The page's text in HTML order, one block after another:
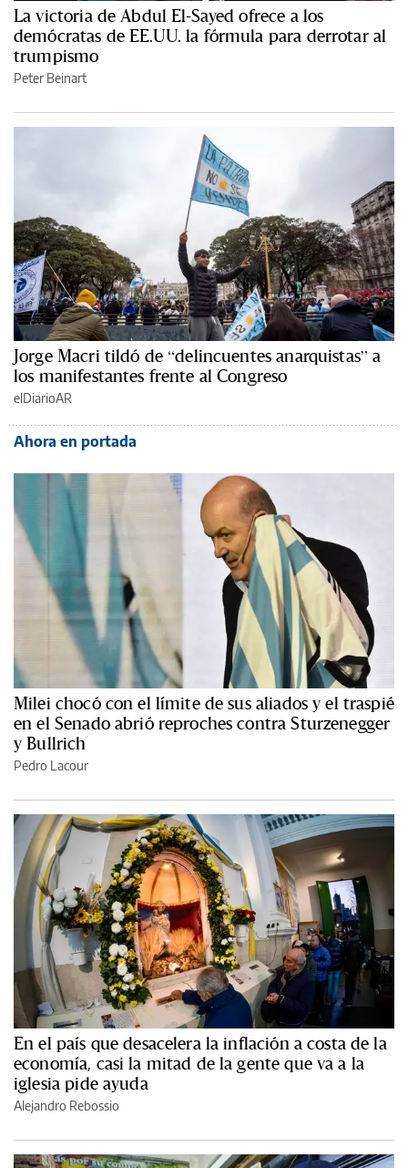
La victoria de Abdul El-Sayed ofrece a los
demócratas de EE.UU. la fórmula para derrotar al
trumpismo
Peter Beinart
Jorge Macri tildó de “delincuentes anarquistas” a
los manifestantes frente al Congreso
elDiarioAR
Ahora en portada
Milei chocó con el límite de sus aliados y el traspié
en el Senado abrió reproches contra Sturzenegger
y Bullrich
Pedro Lacour
En el país que desacelera la inflación a costa de la
economía, casi la mitad de la gente que va a la
iglesia pide ayuda
Alejandro Rebossio